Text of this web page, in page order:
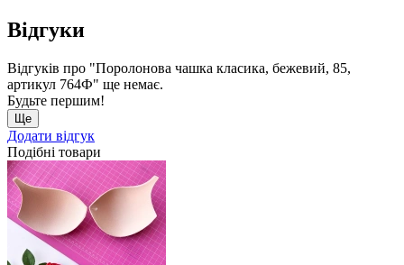
Відгуки
Відгуків про "Поролонова чашка класика, бежевий, 85,
артикул 764Ф" ще немає.
Будьте першим!
Ще
Додати відгук
Подібні товари